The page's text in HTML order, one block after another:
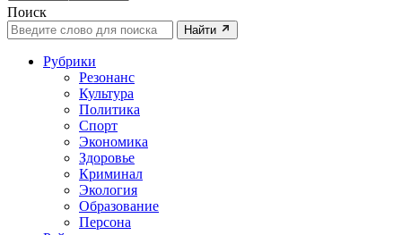
Поиск
Найти
Рубрики
Резонанс
Культура
Политика
Спорт
Экономика
Здоровье
Криминал
Экология
Образование
Персона